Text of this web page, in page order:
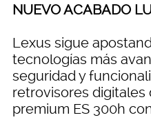
NUEVO ACABADO
Lexus sigue
tecnologías más
seguridad y
retrovisores digitales
premium ES 300h